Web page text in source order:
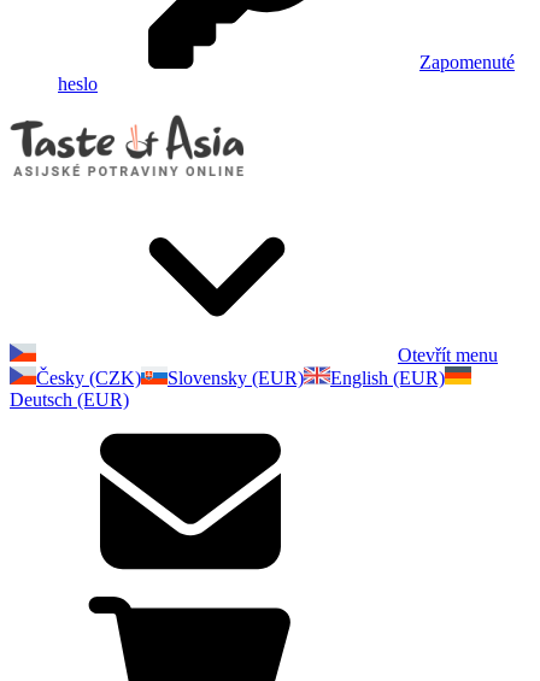
Zapomenuté
heslo
Otevřít menu
Česky (CZK)
Slovensky (EUR)
English (EUR)
Deutsch (EUR)